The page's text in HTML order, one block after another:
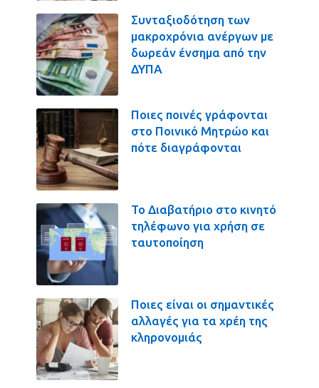
Συνταξιοδότηση των
μακροχρόνια ανέργων με
δωρεάν ένσημα από την
ΔΥΠΑ
Ποιες ποινές γράφονται
στο Ποινικό Μητρώο και
πότε διαγράφονται
Το Διαβατήριο στο κινητό
τηλέφωνο για χρήση σε
ταυτοποίηση
Ποιες είναι οι σημαντικές
αλλαγές για τα χρέη της
κληρονομιάς